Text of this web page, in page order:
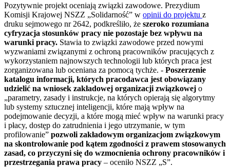
Pozytywnie projekt oceniają związki zawodowe. Prezydium
Komisji Krajowej NSZZ „Solidarność” w opinii do projektu z
druku sejmowego nr 2642, podkreśliło, że szeroko rozumiana
cyfryzacja stosunków pracy nie pozostaje bez wpływu na
warunki pracy. Stawia to związki zawodowe przed nowymi
wyzwaniami związanymi z ochroną pracowników pracujących z
wykorzystaniem najnowszych technologii lub których praca jest
zorganizowana lub oceniana za pomocą tychże. - Poszerzenie
katalogu informacji, których pracodawca jest obowiązany
udzielić na wniosek zakładowej organizacji związkowej o
„parametry, zasady i instrukcje, na których opierają się algorytmy
lub systemy sztucznej inteligencji, które mają wpływ na
podejmowanie decyzji, a które mogą mieć wpływ na warunki pracy
i płacy, dostęp do zatrudnienia i jego utrzymanie, w tym
profilowanie” pozwoli zakładowym organizacjom związkowym
na skontrolowanie pod kątem zgodności z prawem stosowanych
zasad, co przyczyni się do wzmocnienia ochrony pracowników i
przestrzegania prawa pracy – oceniło NSZZ „S”.